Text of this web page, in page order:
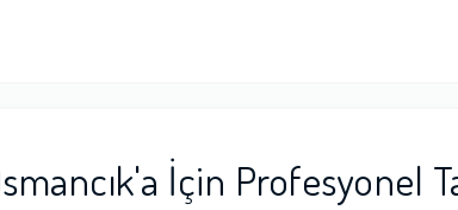
İçin Profesyonel